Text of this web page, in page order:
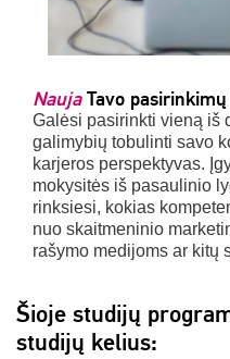
NaujaTavo
Galėsi pasirinkti vieną iš
galimybių tobulinti savo
karjeros perspektyvas.
mokysitės iš pasaulinio
rinksiesi, kokias
nuo skaitmeninio
rašymo medijoms ar kitų
Šioje studijų
studijų kelius: